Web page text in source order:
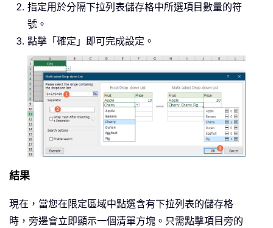
指定用於分隔下拉列表儲存格中所選項目數量的符
號。
點擊「確定」即可完成設定。
結果
現在，當您在限定區域中點選含有下拉列表的儲存格
時，旁邊會立即顯示一個清單方塊。只需點擊項目旁的